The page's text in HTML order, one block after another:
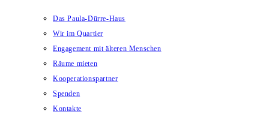
Das Paula-Dürre-Haus
Wir im Quartier
Engagement mit älteren Menschen
Räume mieten
Kooperationspartner
Spenden
Kontakte